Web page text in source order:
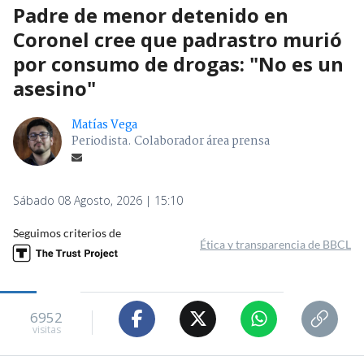
Padre de menor detenido en
Coronel cree que padrastro murió
por consumo de drogas: "No es un
asesino"
Matías Vega
Periodista. Colaborador área prensa
Sábado 08 Agosto, 2026 | 15:10
Seguimos criterios de
Ética y transparencia de BBCL
6952
visitas